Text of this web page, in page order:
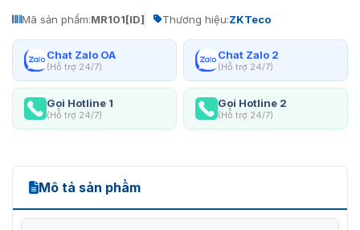
Mã sản phẩm:MR101[ID] Thương hiệu:ZKTeco
Chat Zalo OA
(Hỗ trợ 24/7)
Chat Zalo 2
(Hỗ trợ 24/7)
Gọi Hotline 1
(Hỗ trợ 24/7)
Gọi Hotline 2
(Hỗ trợ 24/7)
Mô tả sản phẩm